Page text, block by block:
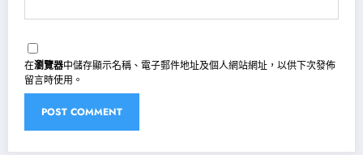
在瀏覽器中儲存顯示名稱、電子郵件地址及個人網站網址，以供下次發佈
留言時使用。